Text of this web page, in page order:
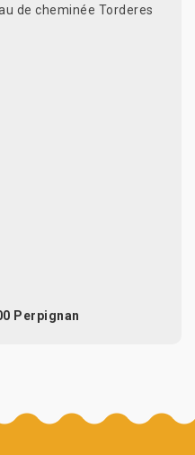
de cheminée Torderes
Perpignan